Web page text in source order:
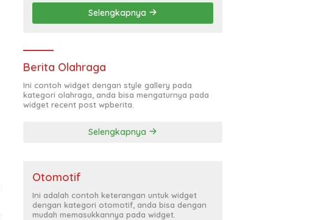
Selengkapnya
Berita Olahraga
Ini contoh widget dengan style gallery pada
kategori olahraga, anda bisa mengaturnya pada
widget recent post wpberita.
Selengkapnya
Otomotif
Ini adalah contoh keterangan untuk widget
dengan kategori otomotif, anda bisa dengan
mudah memasukkannya pada widget.